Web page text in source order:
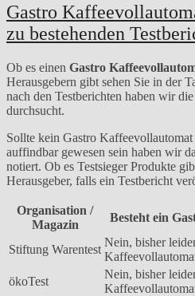
Gastro
zu bestehenden
Ob es einen Gastro
Herausgebern gibt sehen Sie in der
nach den Testberichten haben wir
durchsucht.
Sollte kein Gastro Kaffeevollautomat
auffindbar gewesen sein haben wir
notiert. Ob es Testsieger Produkte
Herausgeber, falls ein Testbericht
Organisation /
Magazin
Besteht ein
Stiftung Warentest
Nein, bisher
ökoTest
Nein, bisher